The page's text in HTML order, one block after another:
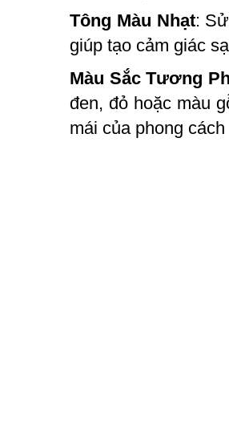
Tông Màu Nhạt:
giúp tạo cảm giác
Màu Sắc Tương
đen, đỏ hoặc màu
mái của phong